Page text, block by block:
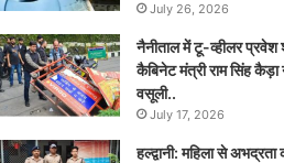
July 26, 2026
नैनीताल में टू-व्हीलर प्रवेश
कैबिनेट मंत्री राम सिंह
वसूली..
July 17, 2026
हल्द्वानी: महिला से